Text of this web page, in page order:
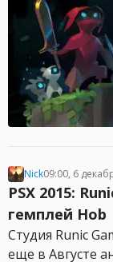
Nick09:00, 6
PSX 2015:
гемплей Hob
Студия Runic
еще в Августе